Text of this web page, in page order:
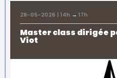
28-05-2026 | 14h → 17h
Master class dirigée
Viot